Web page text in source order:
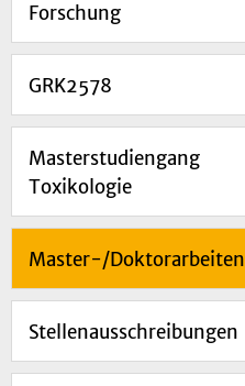
Forschung
GRK2578
Masterstudiengang
Toxikologie
Master-/Doktorarbeiten
Stellenausschreibungen